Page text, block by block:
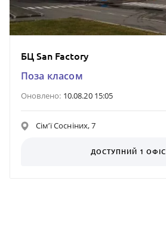
БЦ San Factory
Поза класом
Оновлено: 10.08.20 15:05
Сім’ї Сосніних, 7
ДОСТУПНИЙ 1 ОФІС